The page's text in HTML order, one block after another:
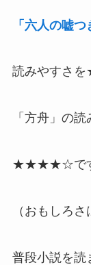
「六人の嘘つ
読みやすさ
「方舟」の
★★★★☆です
（おもしろ
普段小説を読